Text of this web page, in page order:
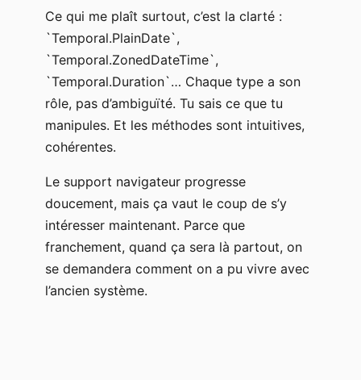
Ce qui me plaît surtout, c’est la clarté :
`Temporal.PlainDate`,
`Temporal.ZonedDateTime`,
`Temporal.Duration`… Chaque type a son
rôle, pas d’ambiguïté. Tu sais ce que tu
manipules. Et les méthodes sont intuitives,
cohérentes.
Le support navigateur progresse
doucement, mais ça vaut le coup de s’y
intéresser maintenant. Parce que
franchement, quand ça sera là partout, on
se demandera comment on a pu vivre avec
l’ancien système.